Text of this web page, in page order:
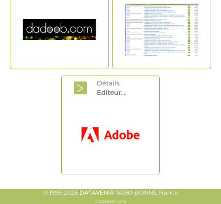
Détails
Editeur...
© 1998-2026 DATAVENIR74380 BONNE France
V.20260809.0716